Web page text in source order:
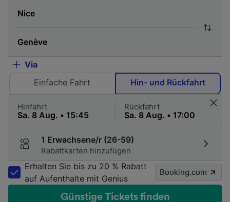
Via
Einfache Fahrt
Hin- und Rückfahrt
Hinfahrt Rückfahrt
1 Erwachsene/r (26-59)
Rabattkarten hinzufügen
Erhalten Sie bis zu 20 % Rabatt
auf Aufenthalte mit Genius
Booking.com
Günstige Tickets finden